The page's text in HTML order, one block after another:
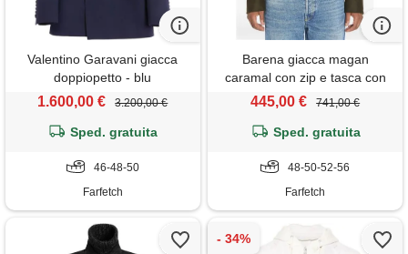
Valentino Garavani giacca
doppiopetto - blu
1.600,00 € 3.200,00 €
Sped. gratuita
46-48-50
Farfetch
Barena giacca magan
caramal con zip e tasca con
patta - verde
445,00 € 741,00 €
Sped. gratuita
48-50-52-56
Farfetch